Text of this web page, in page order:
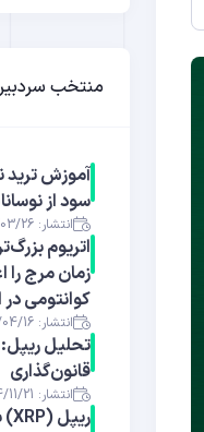
منتخب
آموزش ترید
سود از
انتشار: 1405/03/26
اتریوم
زمان مرج را
کوانتومی
انتشار: 1405/04/16
تحلیل ریپل:
قانون‌گذاری
انتشار: 1404/11/21